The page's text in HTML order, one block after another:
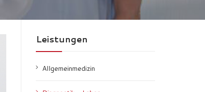
Leistungen
Allgemeinmedizin